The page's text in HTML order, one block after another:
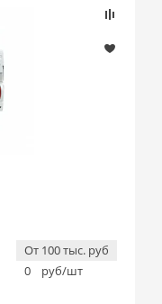
От 100 тыс. руб
0
руб/шт